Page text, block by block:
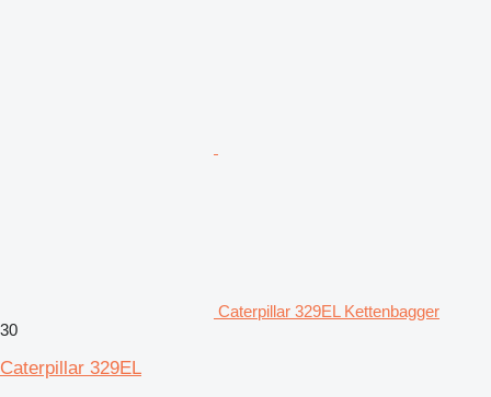
Caterpillar 329EL Kettenbagger
30
Caterpillar 329EL